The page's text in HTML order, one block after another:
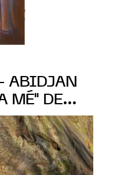
MÉ" DE
DU 28
2024